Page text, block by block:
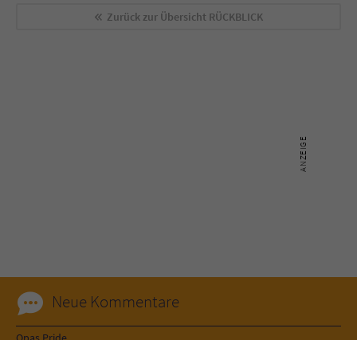
Zurück zur Übersicht RÜCKBLICK
Neue Kommentare